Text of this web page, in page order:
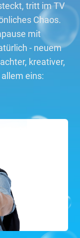
tritt im TV
Chaos.
mit
- neuem
kreativer,
eins: